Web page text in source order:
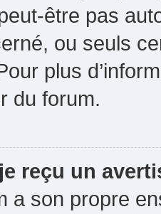
être pas
ou seuls
plus
du forum.
reçu un
a son propre